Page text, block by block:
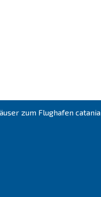
zum Flughafen catania